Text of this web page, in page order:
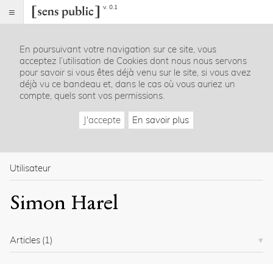
v. 0.1
Index
Rubriques
Essais
La
revue
Présentation
Publier
En poursuivant votre navigation sur ce site, vous
acceptez l’utilisation de Cookies dont nous nous servons
pour savoir si vous êtes déjà venu sur le site, si vous avez
déjà vu ce bandeau et, dans le cas où vous auriez un
compte, quels sont vos permissions.
J'accepte En savoir plus
Utilisateur
Simon Harel
Articles (1)